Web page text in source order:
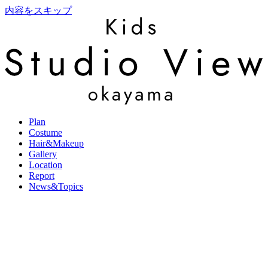
内容をスキップ
Plan
Costume
Hair&Makeup
Gallery
Location
Report
News&Topics